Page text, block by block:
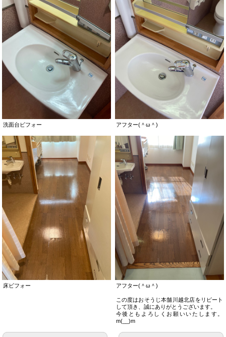
洗面台ビフォー アフター(＾ω＾)
床ビフォー アフター(＾ω＾)
この度はおそうじ本舗川越北店をリピート
して頂き、誠にありがとうございます。
今後ともよろしくお願いいたします。
m(__)m